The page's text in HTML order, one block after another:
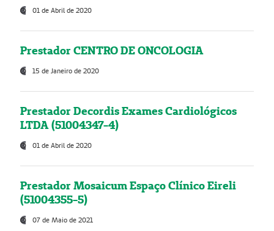
01 de Abril de 2020
Prestador CENTRO DE ONCOLOGIA
15 de Janeiro de 2020
Prestador Decordis Exames Cardiológicos
LTDA (51004347-4)
01 de Abril de 2020
Prestador Mosaicum Espaço Clínico Eireli
(51004355-5)
07 de Maio de 2021